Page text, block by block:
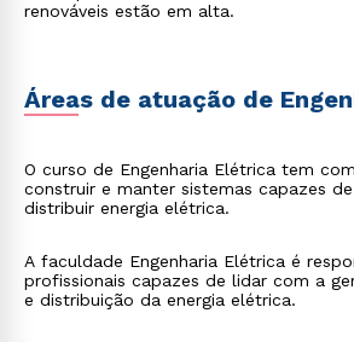
renováveis estão em alta.
Áreas de atuação de
O curso de Engenharia Elétrica tem
construir e manter sistemas capazes
distribuir energia elétrica.
A faculdade Engenharia Elétrica é
profissionais capazes de lidar com a
e distribuição da energia elétrica.